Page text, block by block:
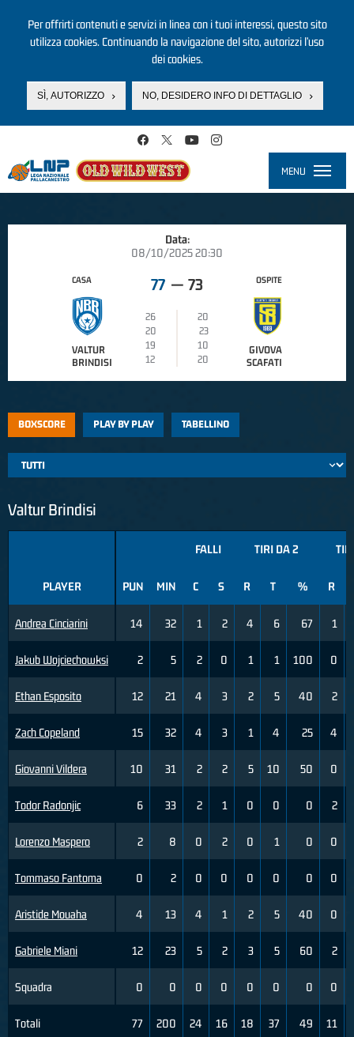
Per offrirti contenuti e servizi in linea con i tuoi interessi, questo sito
utilizza cookies. Continuando la navigazione del sito, autorizzi l’uso
dei cookies.
SÌ, AUTORIZZO NO, DESIDERO INFO DI DETTAGLIO
MENU
Data:
08/10/2025 20:30
CASA
VALTUR
BRINDISI
77 — 73
26
20
20
23
19
10
12
20
OSPITE
GIVOVA
SCAFATI
BOXSCORE PLAY BY PLAY TABELLINO
Valtur Brindisi
PLAYER
Andrea Cinciarini
Jakub Wojciechowksi
Ethan Esposito
Zach Copeland
Giovanni Vildera
Todor Radonjic
Lorenzo Maspero
Tommaso Fantoma
Aristide Mouaha
Gabriele Miani
Squadra
Totali
FALLI TIRI DA 2
PUN MIN C S R T % R
14 32 1 2 4 6 67 1
2 5 2 0 1 1 100 0
12 21 4 3 2 5 40 2
15 32 4 3 1 4 25 4
10 31 2 2 5 10 50 0
6 33 2 1 0 0 0 2
2 8 0 2 0 1 0 0
0 2 0 0 0 0 0 0
4 13 4 1 2 5 40 0
12 23 5 2 3 5 60 2
0 0 0 0 0 0 0 0
77 200 24 16 18 37 49 11